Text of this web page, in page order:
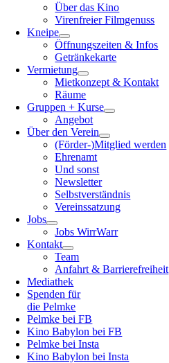
Über das Kino
Virenfreier Filmgenuss
Kneipe
Öffnungszeiten & Infos
Getränkekarte
Vermietung
Mietkonzept & Kontakt
Räume
Gruppen + Kurse
Angebot
Über den Verein
(Förder-)Mitglied werden
Ehrenamt
Und sonst
Newsletter
Selbstverständnis
Vereinssatzung
Jobs
Jobs WirrWarr
Kontakt
Team
Anfahrt & Barrierefreiheit
Mediathek
Spenden für
die Pelmke
Pelmke bei FB
Kino Babylon bei FB
Pelmke bei Insta
Kino Babylon bei Insta